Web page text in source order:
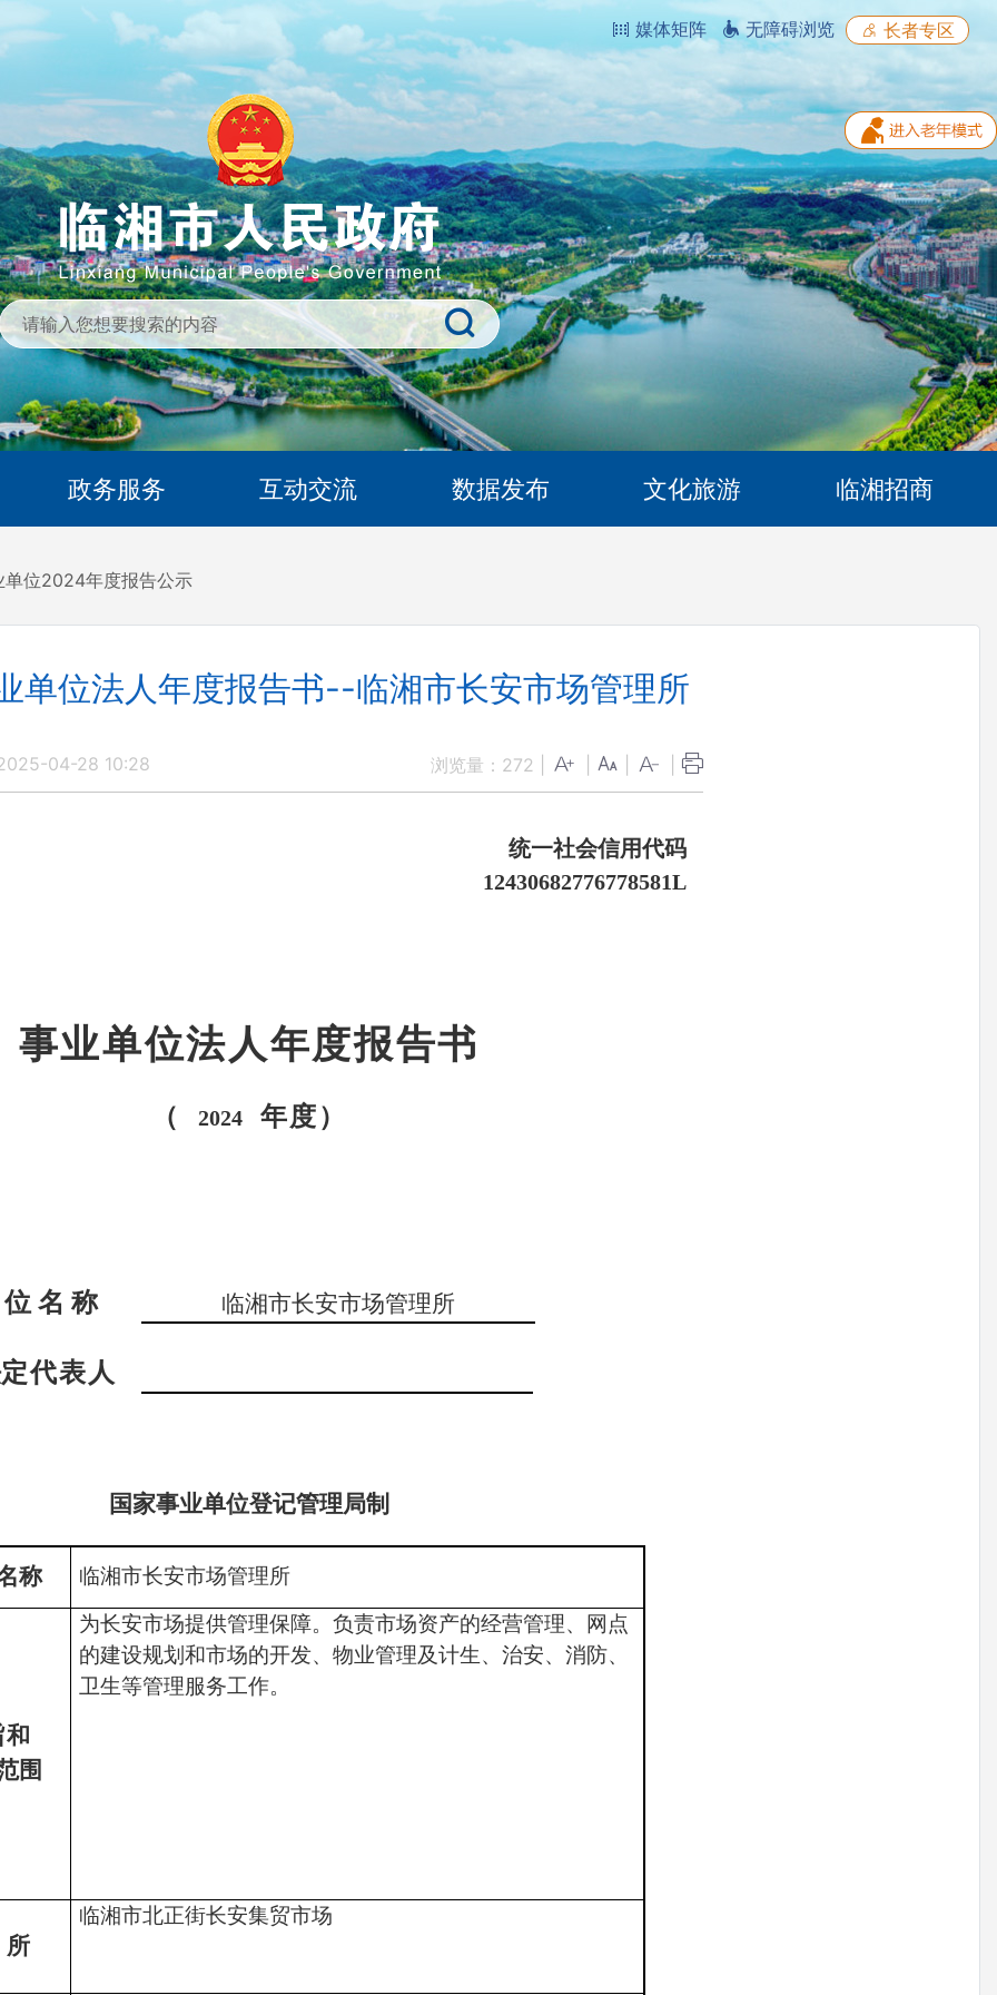
媒体矩阵 无障碍浏览 长者专区
政务服务 互动交流 数据发布 文化旅游 临湘招商
单位2024年度报告公示
单位法人年度报告书--临湘市长安市场管理所
04-28 10:28 浏览量： 272
统一社会信用代码
12430682776778581L
事业单位法人年度报告书
（ 2024 年度）
位 名 称 临湘市长安市场管理所
定代表 人
国家事业单位登记管理局制
称 临湘市长安市场管理所
和
围
为长安市场提供管理保障。负责市场资产的经营管理、网点
的建设规划和市场的开发、物业管理及计生、治安、消防、
卫生等管理服务工作。
所
临湘市北正街长安集贸市场